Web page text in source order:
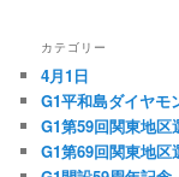
カテゴリー
4月1日
G1平和島ダイヤモ
G1第59回関東地区
G1第69回関東地区